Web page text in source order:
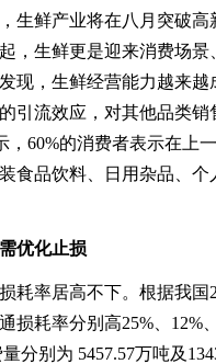
生鲜产业将在八月突破高
，生鲜更是迎来消费场
现，生鲜经营能力越来
引流效应，对其他品类
，60%的消费者表示在上
食品饮料、日用杂品、
优化止损
率居高不下。根据我国
损耗率分别高25%、12%
分别为 5457.57万吨及